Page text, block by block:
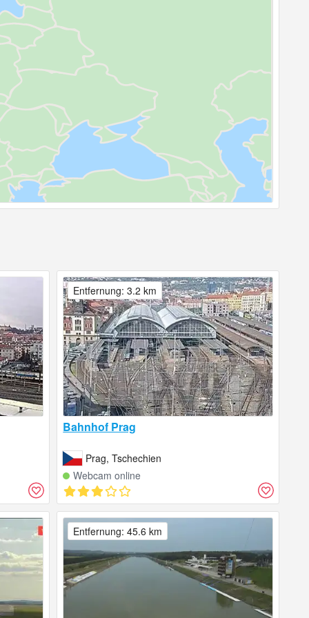
Bahnhof Prag
Prag, Tschechien
Webcam online
Entfernung: 3.2 km
Entfernung: 45.6 km